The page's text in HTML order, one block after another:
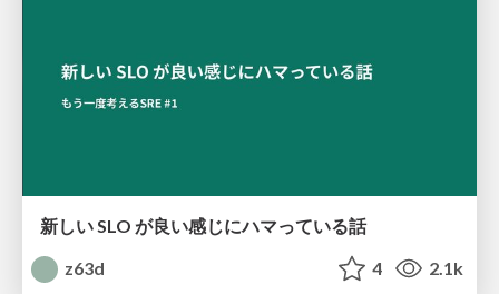
新しい SLO が良い感じにハマっている話
z63d
4 2.1k